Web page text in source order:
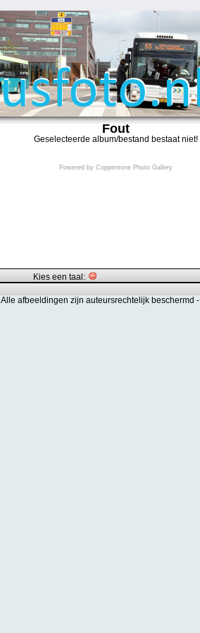
Fout
Geselecteerde album/bestand bestaat niet!
Powered by Coppermine Photo Gallery
Kies een taal:
Alle afbeeldingen zijn auteursrechtelijk beschermd -